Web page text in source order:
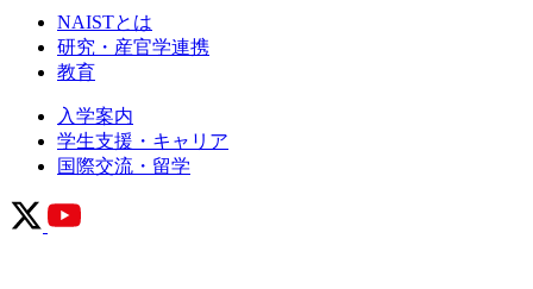
NAISTとは
研究・産官学連携
教育
入学案内
学生支援・キャリア
国際交流・留学